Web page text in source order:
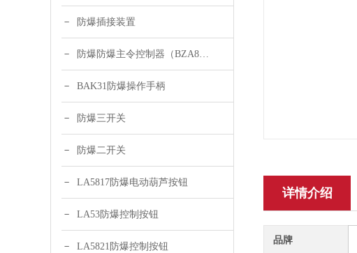
防爆插接装置
防爆防爆主令控制器（BZA8050-A2）
BAK31防爆操作手柄
防爆三开关
防爆二开关
LA5817防爆电动葫芦按钮
LA53防爆控制按钮
LA5821防爆控制按钮
详情介绍
品牌